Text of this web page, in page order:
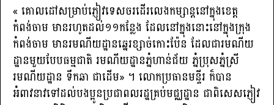
« គោលដៅសម្រាប់ភ្ញៀវទេសចរដើរលេងកម្សាន្តនៅក្នុងខេត្ត
កំពង់ចាម មានរហូតដល់១១កន្លែង ដែលនៅក្នុងនោះនៅក្នុងក្រុង
កំពង់ចាម មានរមណីយដ្ឋានឆ្នេរខ្សាច់កោះប៉ែន ដែលជារមណីយ
ដ្ឋានមួយបែបធម្មជាតិ រមណីយដ្ឋានភ្នំហាន់ជ័យ ភ្នំប្រុសភ្នំស្រី
រមណីយដ្ឋាន ទឹកឆា ជាដើម» ។ លោកប្រធានមន្ទីរ ក៏បាន
អំពាវនាវទៅដល់បងប្អូនប្រជាពលរដ្ឋគ្រប់មជ្ឈដ្ឋាន ជាពិសេសភ្ញៀវ